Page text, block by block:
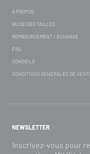
À PROPOS
GUIDE DES TAILLES
REMBOURSEMENT / ÉCHANGE
FAQ
CONSEILS
CONDITIONS GÉNÉRALES DE
NEWSLETTER
Inscrivez-vous pour